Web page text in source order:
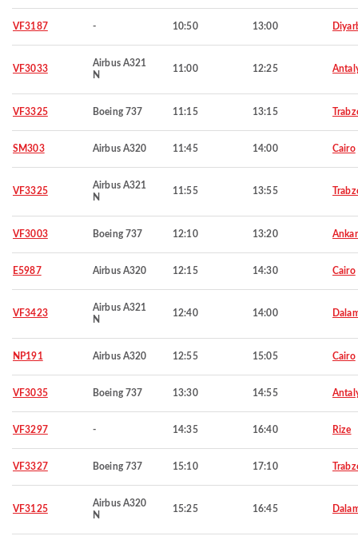
VF3187 - 10:50 13:00
VF3033
Airbus A321
N
11:00 12:25
VF3325 Boeing 737 11:15 13:15
SM303 Airbus A320 11:45 14:00 Cairo
VF3325
Airbus A321
N
11:55 13:55
VF3003 Boeing 737 12:10 13:20
E5987 Airbus A320 12:15 14:30 Cairo
VF3423
Airbus A321
N
12:40 14:00
NP191 Airbus A320 12:55 15:05 Cairo
VF3035 Boeing 737 13:30 14:55
VF3297 - 14:35 16:40 Rize
VF3327 Boeing 737 15:10 17:10
VF3125
Airbus A320
N
15:25 16:45